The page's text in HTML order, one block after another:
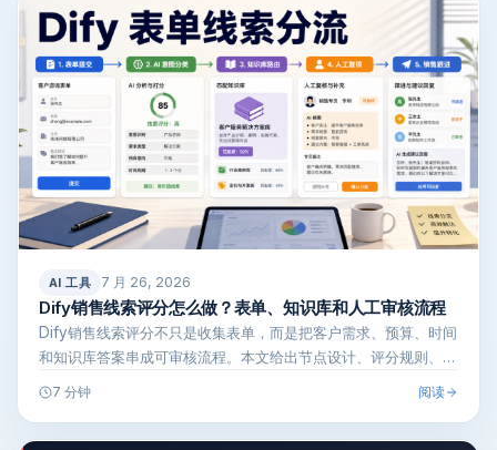
AI 工具 7 月 26, 2026
Dify销售线索评分怎么做？表单、知识库和人工审核流程
Dify销售线索评分不只是收集表单，而是把客户需求、预算、时间
和知识库答案串成可审核流程。本文给出节点设计、评分规则、人
7 分钟 阅读